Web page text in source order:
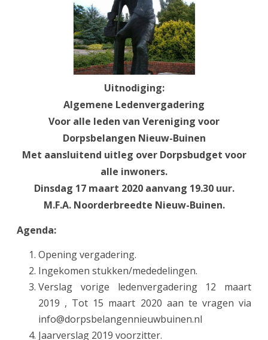
Uitnodiging:
Algemene Ledenvergadering
Voor alle leden van Vereniging voor
Dorpsbelangen Nieuw-Buinen
Met aansluitend uitleg over Dorpsbudget voor
alle inwoners.
Dinsdag 17 maart 2020 aanvang 19.30 uur.
M.F.A. Noorderbreedte Nieuw-Buinen.
Agenda:
Opening vergadering.
Ingekomen stukken/mededelingen.
Verslag vorige ledenvergadering 12 maart
2019 , Tot 15 maart 2020 aan te vragen via
info@dorpsbelangennieuwbuinen.nl
Jaarverslag 2019 voorzitter.